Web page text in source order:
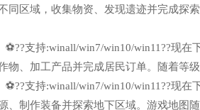
同区域，收集物资、发现遗迹并完成探
⚽??支持:winall/win7/win10/win11??现
物、加工产品并完成居民订单。随着等
⚽??支持:winall/win7/win10/win11??现
、制作装备并探索地下区域。游戏地图